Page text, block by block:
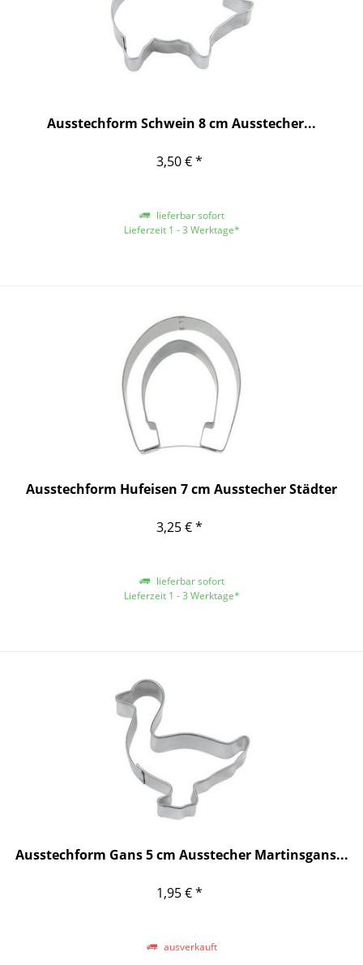
Ausstechform Schwein 8 cm Ausstecher...
3,50 € *
lieferbar sofort
Lieferzeit 1 - 3 Werktage*
Ausstechform Hufeisen 7 cm Ausstecher Städter
3,25 € *
lieferbar sofort
Lieferzeit 1 - 3 Werktage*
Ausstechform Gans 5 cm Ausstecher Martinsgans...
1,95 € *
ausverkauft